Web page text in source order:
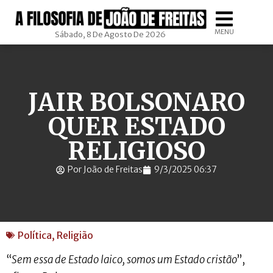
Sábado, 8 De Agosto De 2026 MENU
JAIR BOLSONARO
QUER ESTADO
RELIGIOSO
Por João de Freitas 9/3/2025 06:37
Política, Religião
“Sem essa de Estado laico, somos um Estado cristão”,